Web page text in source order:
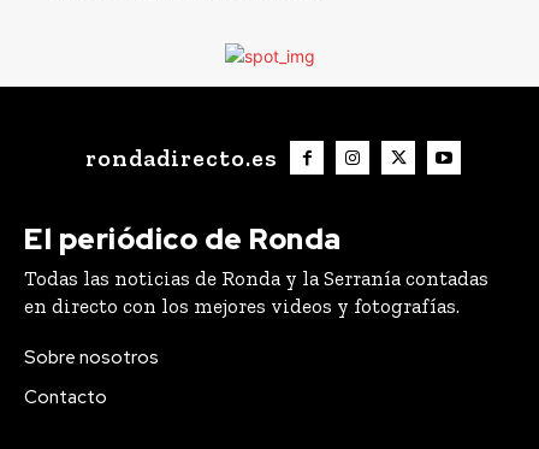
rondadirecto.es
El periódico de Ronda
Todas las noticias de Ronda y la Serranía contadas
en directo con los mejores videos y fotografías.
Sobre nosotros
Contacto